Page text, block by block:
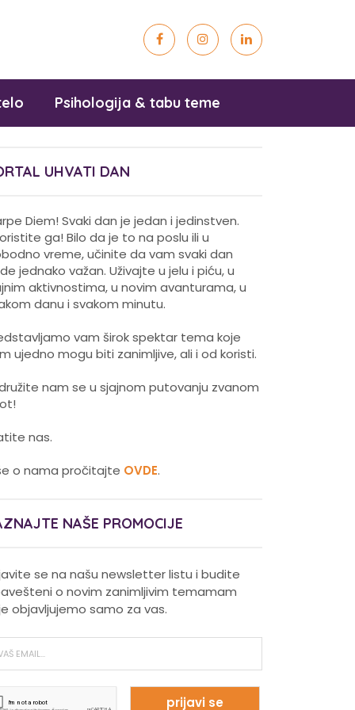
Psihologija & tabu teme
UHVATI DAN
Diem! Svaki dan je jedan i jedinstven.
ga! Bilo da je to na poslu ili u
vreme, učinite da vam svaki dan
jednako važan. Uživajte u jelu i piću, u
aktivnostima, u novim avanturama, u
danu i svakom minutu.
vam širok spektar tema koje
ujedno mogu biti zanimljive, ali i od koristi.
nam se u sjajnom putovanju zvanom
nas.
o nama pročitajte OVDE.
NAŠE PROMOCIJE
se na našu newsletter listu i budite
o novim zanimljivim temamam
objavljujemo samo za vas.
kosu